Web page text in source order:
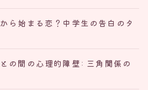
ら始まる恋？中学生の告白のタ
の間の心理的障壁: 三角関係の